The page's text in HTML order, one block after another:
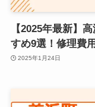
【2025年最新】
すめ9選！修理費
2025年1月24日